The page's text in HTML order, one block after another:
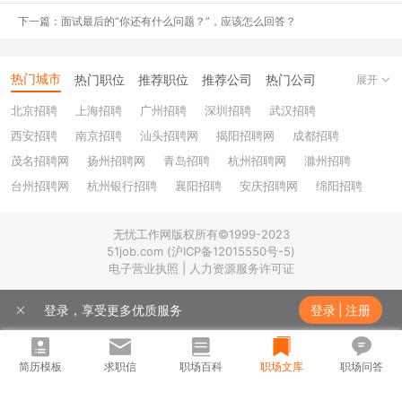
相比于批评，人类更愿意接受赞美。所以嘴甜的男生有女朋友，情商
工作中，比起苦哈哈工作不分场合讲实话的员工，勤快会接话茬
左右逢源的员工才是老板跟前的红人。所以为了讨好老板，溜须拍马
大行其道日渐昌盛络绎不绝。
但是，难道在职场只能说好话吗？实话真的不能在职场说吗？职
场真的容不下实话吗？
在职场可以说实话吗？
啥实话都可以说吗？
不可以。
下一篇：面试最后的“你还有什么问题？”，应该怎么回答？
热门城市 热门职位 推荐职位 推荐公司 热门公司
北京招聘 上海招聘 广州招聘 深圳招聘
武汉招聘
西安招聘
南京招聘 汕头招聘网 揭阳招聘网
成都招聘
茂名招聘网
扬州招聘网 青岛招聘 杭州招聘网
滁州招聘
台州招聘网
杭州银行招聘 襄阳招聘 安庆招聘网
绵阳招聘
上饶招聘网
展开
无忧工作网版权所有©1999-2023
51job.com (沪ICP备12015550号-5)
电子营业执照 | 人力资源服务许可证
登录，享受更多优质服务 登录 注册
简历模板 求职信 职场百科 职场文库 职场问答